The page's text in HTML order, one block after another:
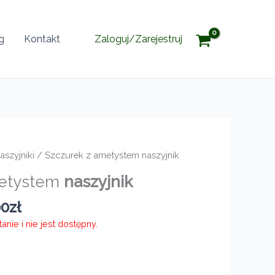
Kontakt Zaloguj/Zarejestruj
/ Szczurek z ametystem naszyjnik
naszyjnik
złZakres
cen:
i nie jest dostępny.